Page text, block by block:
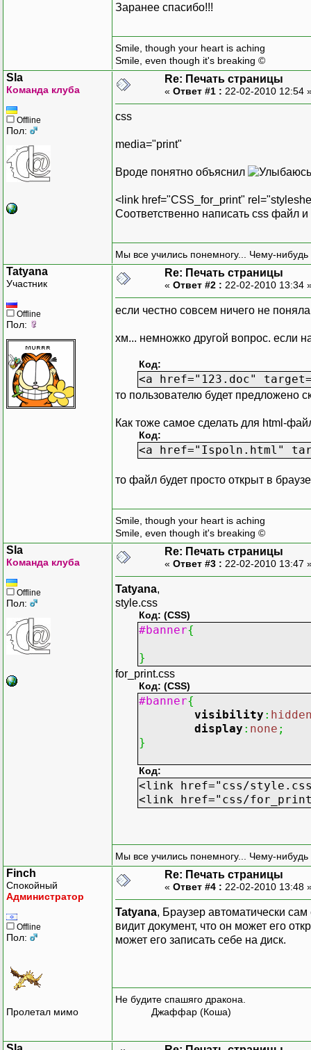
Заранее спасибо!!!
Smile, though your heart is aching
Smile, even though it's breaking ©
Sla
Команда клуба
Offline
Пол:
Re: Печать страницы
« Ответ #1 : 22-02-2010 12:54
css
media="print"
Вроде понятно объяснил
<link href="CSS_for_print"
Соответственно написать css файл
Мы все учились понемногу... Чему-нибудь
Tatyana
Участник
Offline
Пол:
Re: Печать страницы
« Ответ #2 : 22-02-2010 13:34
если честно совсем ничего не
хм... немножко другой вопрос. если
Код:
<a href="123.doc"
то пользователю будет предложено
Как тоже самое сделать для html-
Код:
<a href="Ispoln.html"
то файл будет просто открыт в
Smile, though your heart is aching
Smile, even though it's breaking ©
Sla
Команда клуба
Offline
Пол:
Re: Печать страницы
« Ответ #3 : 22-02-2010 13:47
Tatyana,
style.css
Код: (CSS)
#banner{
}
for_print.css
Код: (CSS)
#banner{
visibility :
display : none ;
}
Код:
<link href="css/
<link href="css/
Мы все учились понемногу... Чему-нибудь
Finch
Спокойный
Администратор
Offline
Пол:
Пролетал мимо
Re: Печать страницы
« Ответ #4 : 22-02-2010 13:48
Tatyana, Браузер автоматически
видит документ, что он может его
может его записать себе на диск.
Не будите спашяго дракона.
Джаффар (Коша)